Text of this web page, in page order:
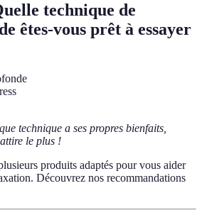
technique de
êtes-vous prêt à essayer
technique a ses propres bienfaits,
le plus !
produits adaptés pour vous aider
Découvrez nos recommandations